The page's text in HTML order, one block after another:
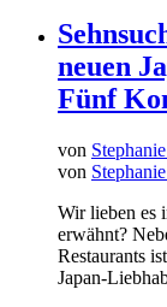
neuen
Fünf
von
von
Wir lieben es
erwähnt?
Restaurants
Japan-